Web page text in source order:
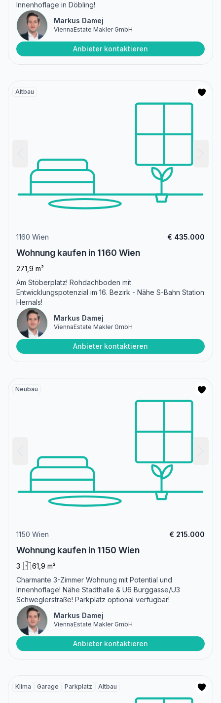
Innenhoflage in Döbling!
Markus Damej
ViennaEstate Makler GmbH
Anbieter kontaktieren
Altbau
1160 Wien € 435.000
Wohnung kaufen in 1160 Wien
271,9 m²
Am Stöberplatz! Rohdachboden mit
Entwicklungspotenzial im 16. Bezirk - Nähe S-Bahn Station
Hernals!
Markus Damej
ViennaEstate Makler GmbH
Anbieter kontaktieren
Neubau
1150 Wien € 215.000
Wohnung kaufen in 1150 Wien
3
61,9 m²
Charmante 3-Zimmer Wohnung mit Potential und
Innenhoflage! Nähe Stadthalle & U6 Burggasse/U3
Schweglerstraße! Parkplatz optional verfügbar!
Markus Damej
ViennaEstate Makler GmbH
Anbieter kontaktieren
Klima Garage Parkplatz Altbau